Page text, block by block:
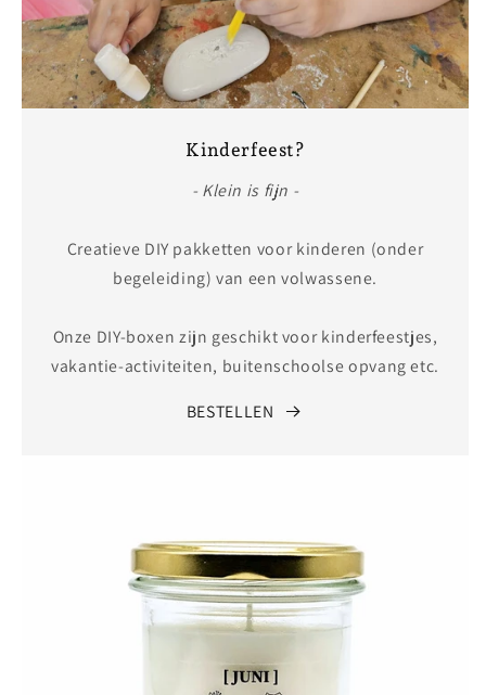
Kinderfeest?
- Klein is fijn -
Creatieve DIY pakketten voor kinderen (onder
begeleiding) van een volwassene.
Onze DIY-boxen zijn geschikt voor kinderfeestjes,
vakantie-activiteiten, buitenschoolse opvang etc.
BESTELLEN